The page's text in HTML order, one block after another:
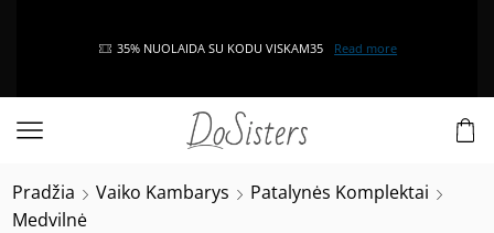
35% NUOLAIDA SU KODU VISKAM35 Read more
Pradžia Vaiko Kambarys
Patalynės Komplektai
Medvilnė